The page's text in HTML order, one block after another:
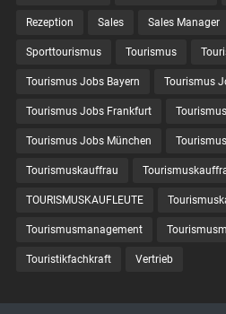
Rezeption Sales Sales Manager
Sporttourismus Tourismus
Tourismus Jobs Bayern Tourismus
Tourismus Jobs Frankfurt
Tourismus Jobs München
Tourismuskauffrau
TOURISMUSKAUFLEUTE
Tourismusmanagement
Touristikfachkraft Vertrieb